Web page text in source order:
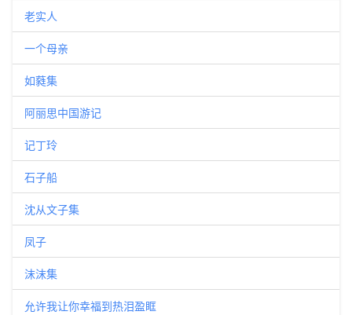
老实人
一个母亲
如蕤集
阿丽思中国游记
记丁玲
石子船
沈从文子集
凤子
沫沫集
允许我让你幸福到热泪盈眶